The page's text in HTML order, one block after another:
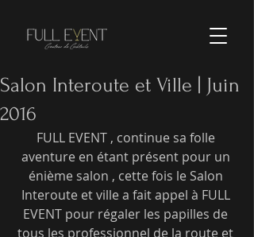
Salon Interoute et Ville | Juin
2016
FULL EVENT , continue sa folle
aventure en étant présent pour un
énième salon , cette fois le Salon
Interoute et ville a fait appel à FULL
EVENT pour régaler les papilles de
tous les professionnel de la route et